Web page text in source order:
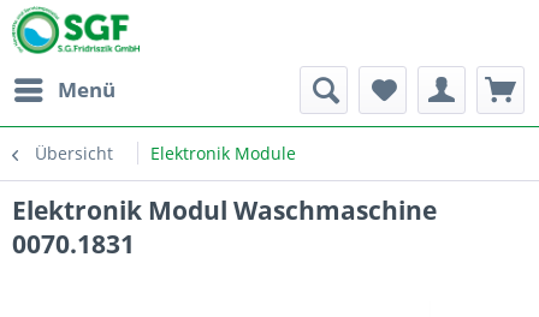
Menü
Übersicht Elektronik Module
Elektronik Modul Waschmaschine
0070.1831